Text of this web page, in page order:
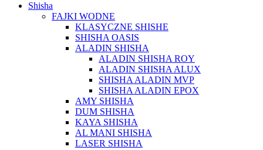
Shisha
FAJKI WODNE
KLASYCZNE SHISHE
SHISHA OASIS
ALADIN SHISHA
ALADIN SHISHA ROY
ALADIN SHISHA ALUX
SHISHA ALADIN MVP
SHISHA ALADIN EPOX
AMY SHISHA
DUM SHISHA
KAYA SHISHA
AL MANI SHISHA
LASER SHISHA